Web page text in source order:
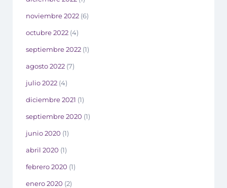
noviembre 2022 (6)
octubre 2022 (4)
septiembre 2022 (1)
agosto 2022 (7)
julio 2022 (4)
diciembre 2021 (1)
septiembre 2020 (1)
junio 2020 (1)
abril 2020 (1)
febrero 2020 (1)
enero 2020 (2)